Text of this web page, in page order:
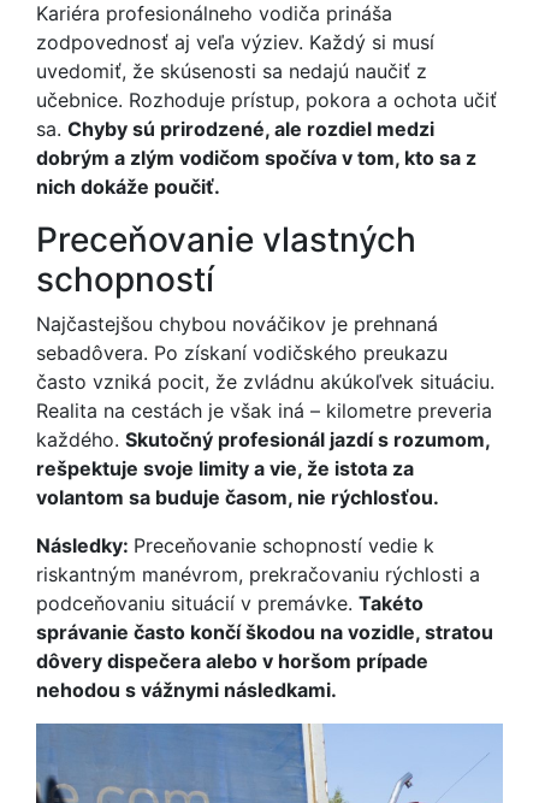
Kariéra profesionálneho vodiča prináša
zodpovednosť aj veľa výziev. Každý si musí
uvedomiť, že skúsenosti sa nedajú naučiť z
učebnice. Rozhoduje prístup, pokora a ochota učiť
sa. Chyby sú prirodzené, ale rozdiel medzi
dobrým a zlým vodičom spočíva v tom, kto sa z
nich dokáže poučiť.
Preceňovanie vlastných
schopností
Najčastejšou chybou nováčikov je prehnaná
sebadôvera. Po získaní vodičského preukazu
často vzniká pocit, že zvládnu akúkoľvek situáciu.
Realita na cestách je však iná – kilometre preveria
každého. Skutočný profesionál jazdí s rozumom,
rešpektuje svoje limity a vie, že istota za
volantom sa buduje časom, nie rýchlosťou.
Následky: Preceňovanie schopností vedie k
riskantným manévrom, prekračovaniu rýchlosti a
podceňovaniu situácií v premávke. Takéto
správanie často končí škodou na vozidle, stratou
dôvery dispečera alebo v horšom prípade
nehodou s vážnymi následkami.